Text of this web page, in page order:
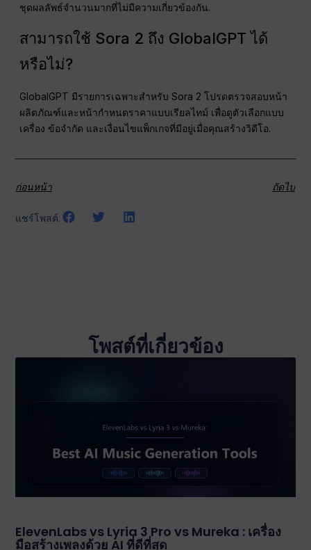
ชุดผลลัพธ์จำนวนมากที่ไม่มีความเกี่ยวข้องกัน.
สามารถใช้ Sora 2 ถึง GlobalGPT ได้
หรือไม่?
GlobalGPT มีรายการเฉพาะสำหรับ Sora 2 โปรดตรวจสอบหน้า
ผลิตภัณฑ์และหน้ากำหนดราคาแบบเรียลไทม์ เพื่อดูตัวเลือกแบบ
เครื่อง ข้อจำกัด และเงื่อนไขแพ็กเกจที่มีอยู่เมื่อคุณสร้างวิดีโอ.
ก่อนหน้า ถัดไป
แชร์โพสต์:
โพสต์ที่เกี่ยวข้อง
ElevenLabs vs Lyria 3 Pro vs Mureka : เครื่อง
มือสร้างเพลงด้วย AI ที่ดีที่สุด